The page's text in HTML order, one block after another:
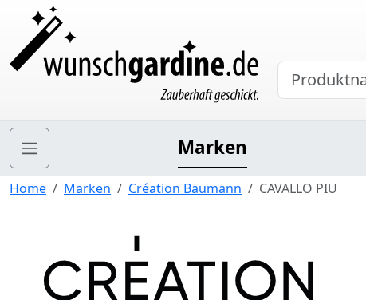
Marken
Home Marken Création Baumann CAVALLO PIU